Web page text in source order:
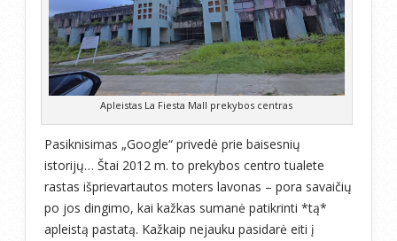
Apleistas La Fiesta Mall prekybos centras
Pasiknisimas „Google“ privedė prie baisesnių
istorijų… Štai 2012 m. to prekybos centro tualete
rastas išprievartautos moters lavonas – pora savaičių
po jos dingimo, kai kažkas sumanė patikrinti *tą*
apleistą pastatą. Kažkaip nejauku pasidarė eiti į